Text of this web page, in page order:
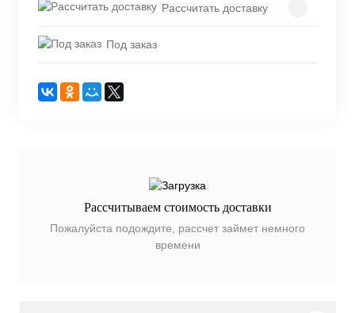
Рассчитать доставку
Под заказ
Рассчитываем стоимость доставки
Пожалуйста подождите, рассчет займет немного
времени